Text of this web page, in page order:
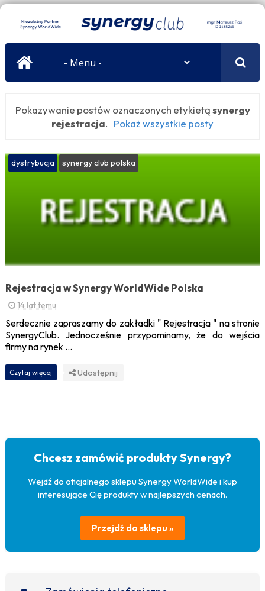
Pokazywanie postów oznaczonych etykietąsynergy
rejestracja. Pokaż wszystkie posty
dystrybucja synergy club polska
Rejestracja w Synergy WorldWide Polska
14 lat temu
Serdecznie zapraszamy do zakładki " Rejestracja " na stronie
SynergyClub. Jednocześnie przypominamy, że do wejścia
firmy na rynek ...
Czytaj więcej Udostępnij
Chcesz zamówić produkty Synergy?
Wejdź do oficjalnego sklepu Synergy WorldWide i kup
interesujące Cię produkty w najlepszych cenach.
Przejdź do sklepu »